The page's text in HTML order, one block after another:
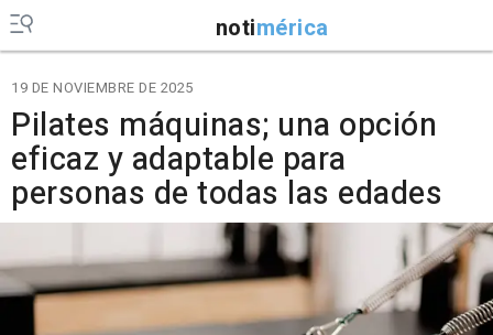
notimérica
19 DE NOVIEMBRE DE 2025
Pilates máquinas; una opción
eficaz y adaptable para
personas de todas las edades